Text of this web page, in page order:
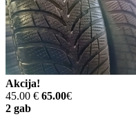
Akcija!
45.00 € 65.00€
2 gab